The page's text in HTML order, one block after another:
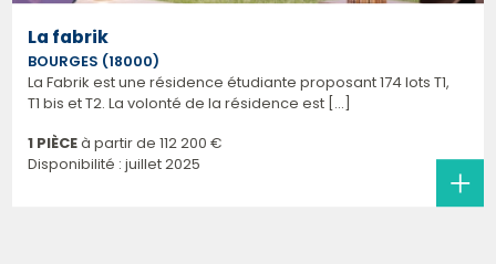
La fabrik
BOURGES (18000)
La Fabrik est une résidence étudiante proposant 174 lots T1,
T1 bis et T2. La volonté de la résidence est [...]
1 PIÈCEà partir de 112 200 €
Disponibilité : juillet 2025